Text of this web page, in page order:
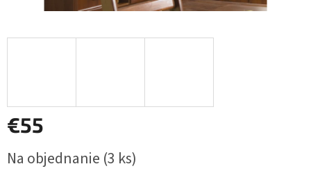
€55
cena:
Na objednanie (3 ks)